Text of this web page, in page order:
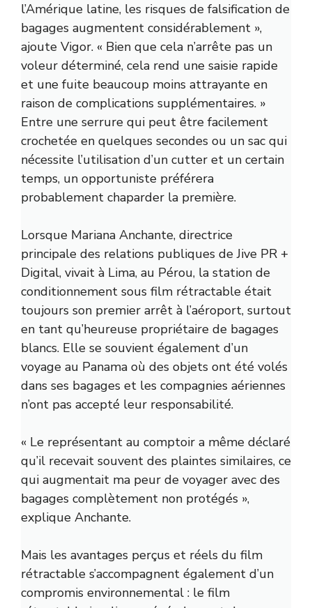
l’Amérique latine, les risques de falsification de
bagages augmentent considérablement »,
ajoute Vigor. « Bien que cela n’arrête pas un
voleur déterminé, cela rend une saisie rapide
et une fuite beaucoup moins attrayante en
raison de complications supplémentaires. »
Entre une serrure qui peut être facilement
crochetée en quelques secondes ou un sac qui
nécessite l’utilisation d’un cutter et un certain
temps, un opportuniste préférera
probablement chaparder la première.
Lorsque Mariana Anchante, directrice
principale des relations publiques deJive PR +
Digital, vivait à Lima, au Pérou, la station de
conditionnement sous film rétractable était
toujours son premier arrêt à l’aéroport, surtout
en tant qu’heureuse propriétaire de bagages
blancs. Elle se souvient également d’un
voyage au Panama où des objets ont été volés
dans ses bagages et les compagnies aériennes
n’ont pas accepté leur responsabilité.
« Le représentant au comptoir a même déclaré
qu’il recevait souvent des plaintes similaires, ce
qui augmentait ma peur de voyager avec des
bagages complètement non protégés »,
explique Anchante.
Mais les avantages perçus et réels du film
rétractable s’accompagnent également d’un
compromis environnemental : le film